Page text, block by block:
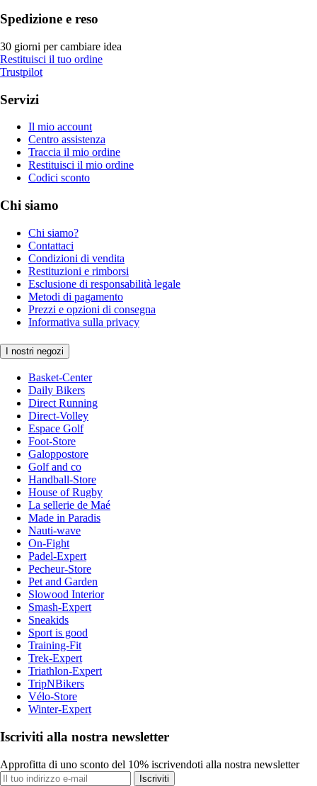
Spedizione e reso
30 giorni per cambiare idea
Restituisci il tuo ordine
Trustpilot
Servizi
Il mio account
Centro assistenza
Traccia il mio ordine
Restituisci il mio ordine
Codici sconto
Chi siamo
Chi siamo?
Contattaci
Condizioni di vendita
Restituzioni e rimborsi
Esclusione di responsabilità legale
Metodi di pagamento
Prezzi e opzioni di consegna
Informativa sulla privacy
I nostri negozi
Basket-Center
Daily Bikers
Direct Running
Direct-Volley
Espace Golf
Foot-Store
Galoppostore
Golf and co
Handball-Store
House of Rugby
La sellerie de Maé
Made in Paradis
Nauti-wave
On-Fight
Padel-Expert
Pecheur-Store
Pet and Garden
Slowood Interior
Smash-Expert
Sneakids
Sport is good
Training-Fit
Trek-Expert
Triathlon-Expert
TripNBikers
Vélo-Store
Winter-Expert
Iscriviti alla nostra newsletter
Approfitta di uno sconto del 10% iscrivendoti alla nostra newsletter
Iscriviti